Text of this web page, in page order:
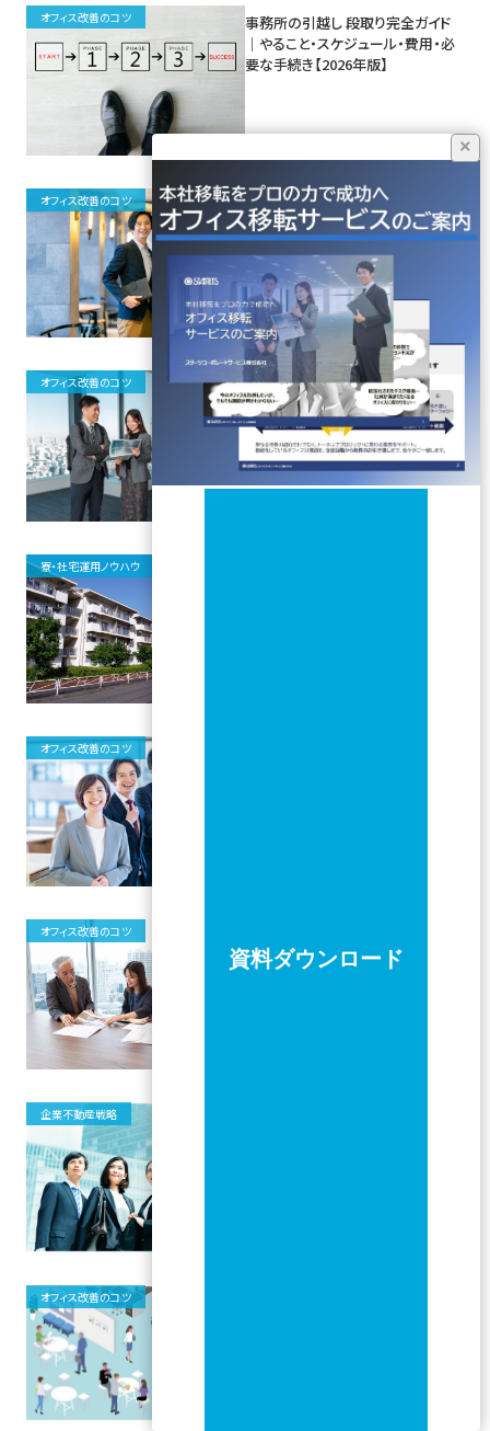
オフィス改善のコツ
事務所の引越し 段取り完全ガイド
｜やること・スケジュール・費用・必
要な手続き【2026年版】
オフィス改善のコツ
オフィス移転の進め方【完全ガイド】
4フェーズの実務とコスト構造をプ
ロが解説
オフィス改善のコツ
オフィス移転の4ステップ完全ガイド
｜現状調査から構築まで実務リスト
付き
寮・社宅運用ノウハウ
オフィス改善のコツ
オフィス改善のコツ
方・手続き・成功事例まで徹底解説
企業不動産戦略
オフィス改善のコツ
×
資料ダウンロード